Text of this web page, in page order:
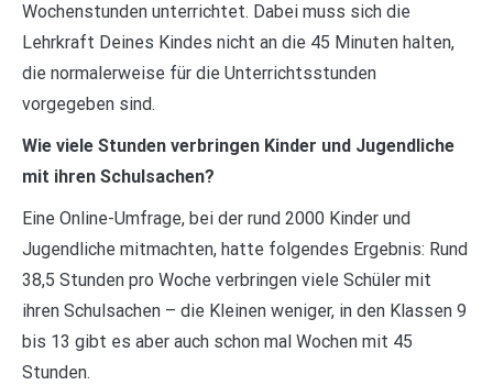
Wochenstunden unterrichtet. Dabei muss sich die
Lehrkraft Deines Kindes nicht an die 45 Minuten halten,
die normalerweise für die Unterrichtsstunden
vorgegeben sind.
Wie viele Stunden verbringen Kinder und Jugendliche
mit ihren Schulsachen?
Eine Online-Umfrage, bei der rund 2000 Kinder und
Jugendliche mitmachten, hatte folgendes Ergebnis: Rund
38,5 Stunden pro Woche verbringen viele Schüler mit
ihren Schulsachen – die Kleinen weniger, in den Klassen 9
bis 13 gibt es aber auch schon mal Wochen mit 45
Stunden.